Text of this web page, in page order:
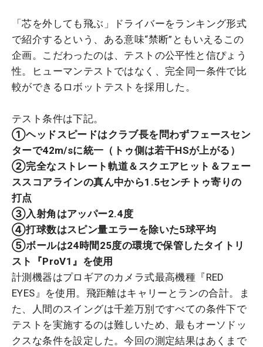
「芯を外しても飛ぶ」ドライバーをランキング形式
で紹介するという、ある意味“禁断”ともいえるこの
企画。こだわったのは、テストの公平性と信ぴょう
性。ヒューマンテストではなく、完全同一条件で比
較ができるロボットテストを採用した。
テスト条件は下記。
①ヘッドスピードはクラブ長を問わずフェースセン
ターで42m/sに統一（トゥ側は若干HSが上がる）
②完全なストレート軌道＆スクエアヒット＆フェー
ススコアラインの真ん中から1.5センチトゥ寄りの
打点
③入射角はアッパー2.4度
④打球数はスピン量エラーを除いた5球平均
⑤ボールは24時間25度の環境で保管したタイトリ
スト『ProV1』を使用
計測機器はプロギアのカメラ式最高機種『RED
EYES』を使用。飛距離はキャリーとランの合計。ま
た、
人間のスイングは千差万別ですべての条件下で
テストを実施するのは難しいため、最もオーソドッ
クスな条件を設定した。今回の測定結果はあくまで